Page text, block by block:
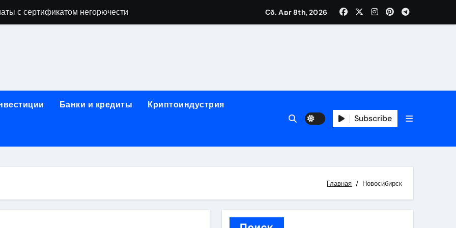
с сертификатом негорючести
и направляющих для конвейерных лент
лотков для хранения электронных компонентов
этапы строительства, проверка застройщика и сценарии оформления сделки
станций серий T330 и T990
Сб. Авг 8th, 2026
Банки и кредиты Криптоиндустрия
Subscribe
Главная Новосибирск